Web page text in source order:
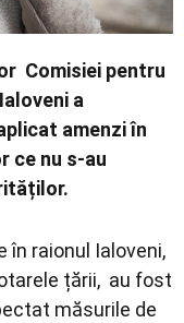
Comisiei pentru
a
amenzi în
ce nu s-au
în raionul Ialoveni,
țării, au fost
măsurile de